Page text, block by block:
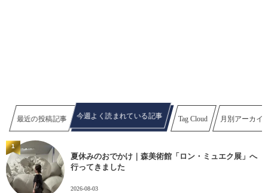
最近の投稿記事 今週よく読まれている記事 Tag Cloud 月別アーカイ
夏休みのおでかけ｜森美術館「ロン・ミュエク展」へ
行ってきました
2026-08-03
1